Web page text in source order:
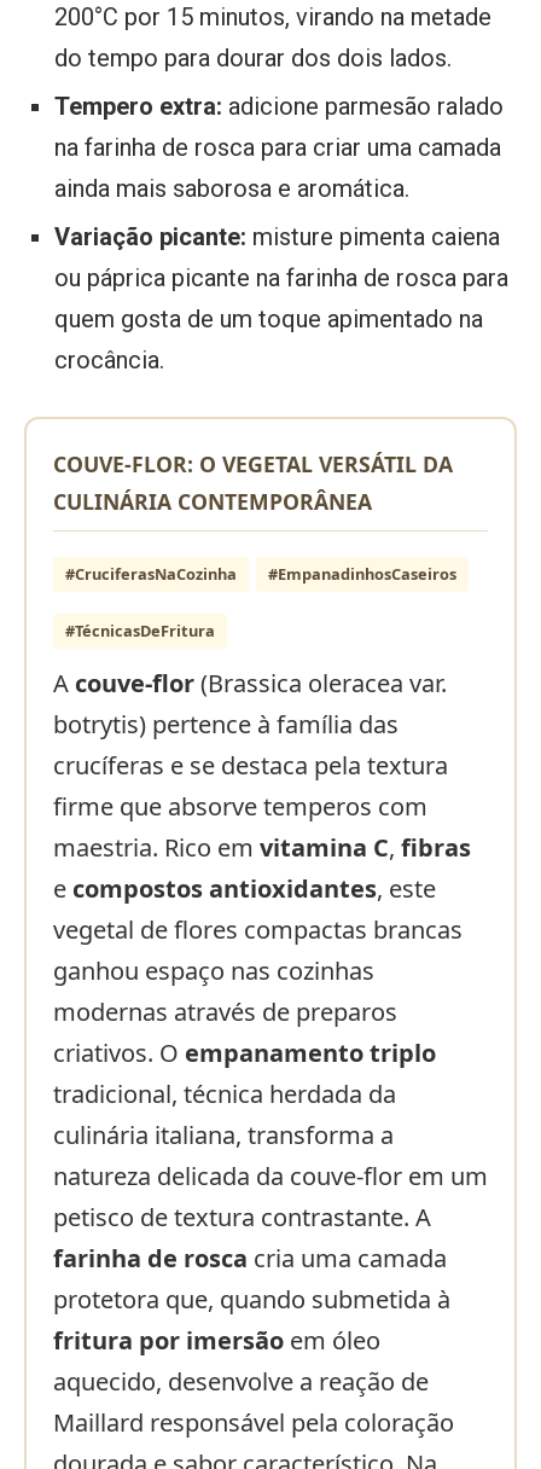
200°C por 15 minutos, virando na metade
do tempo para dourar dos dois lados.
Tempero extra: adicione parmesão ralado
na farinha de rosca para criar uma camada
ainda mais saborosa e aromática.
Variação picante: misture pimenta caiena
ou páprica picante na farinha de rosca para
quem gosta de um toque apimentado na
crocância.
COUVE-FLOR: O VEGETAL VERSÁTIL DA
CULINÁRIA CONTEMPORÂNEA
#CruciferasNaCozinha #EmpanadinhosCaseiros
#TécnicasDeFritura
A couve-flor(Brassica oleracea var.
botrytis) pertence à família das
crucíferas e se destaca pela textura
firme que absorve temperos com
maestria. Rico em vitamina C, fibras
e compostos antioxidantes, este
vegetal de flores compactas brancas
ganhou espaço nas cozinhas
modernas através de preparos
criativos. O empanamento triplo
tradicional, técnica herdada da
culinária italiana, transforma a
natureza delicada da couve-flor em um
petisco de textura contrastante. A
farinha de rosca cria uma camada
protetora que, quando submetida à
fritura por imersão em óleo
aquecido, desenvolve a reação de
Maillard responsável pela coloração